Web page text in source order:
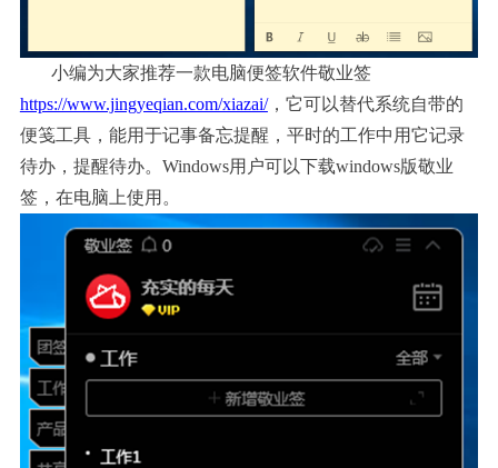
小编为大家推荐一款电脑便签软件敬业签
https://www.jingyeqian.com/xiazai/，它可以替代系统自带的
便笺工具，能用于记事备忘提醒，平时的工作中用它记录
待办，提醒待办。 Windows用户可以下载windows版敬业
签，在电脑上使用。